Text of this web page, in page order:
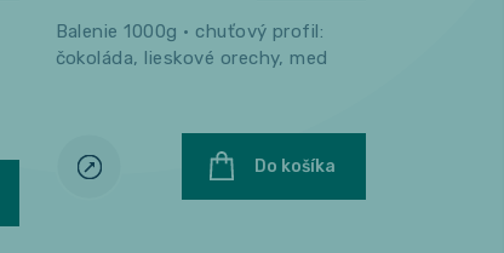
Balenie 1000g • chuťový profil:
čokoláda, lieskové orechy, med
Do košíka